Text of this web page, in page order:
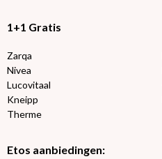
1+1 Gratis
Zarqa
Nivea
Lucovitaal
Kneipp
Therme
Etos aanbiedingen: